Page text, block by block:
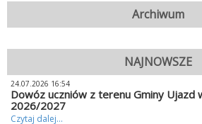
Archiwum
NAJNOWSZE
24.07.2026 16:54
Dowóz uczniów z terenu Gminy Ujazd
2026/2027
Czytaj dalej...